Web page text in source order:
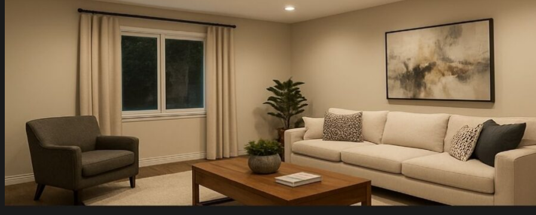
DOWNLIGHT E27
DOWNLIGHT AR111
Downlight LED COB
DOWNLIGHT GU10 MR16 MR11
LED Ribbon
LED Neon Flex
Power Supply
LED Panel
LED Panel Light Office
Wall Light
Bollard
Step Light
Garden Light